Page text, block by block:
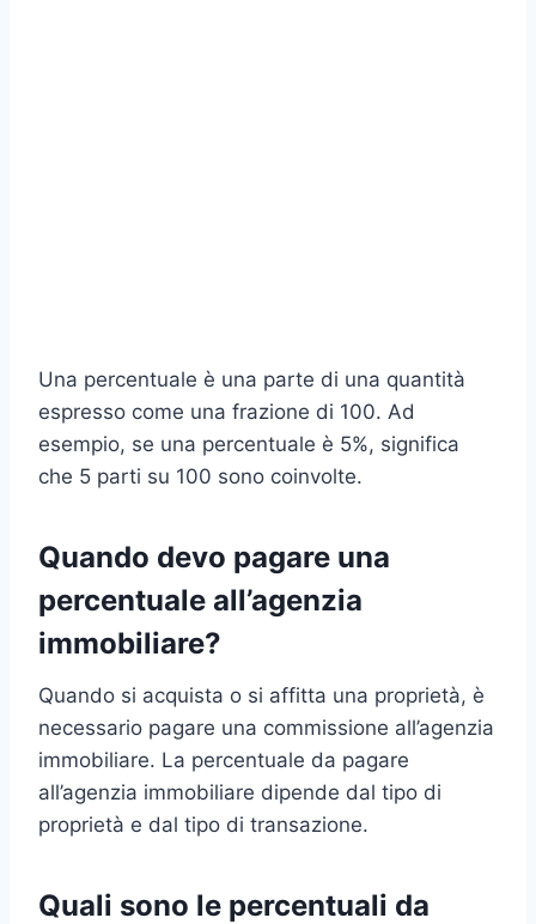
Una percentuale è una parte di una quantità
espresso come una frazione di 100. Ad
esempio, se una percentuale è 5%, significa
che 5 parti su 100 sono coinvolte.
Quando devo pagare una
percentuale all’agenzia
immobiliare?
Quando si acquista o si affitta una proprietà, è
necessario pagare una commissione all’agenzia
immobiliare. La percentuale da pagare
all’agenzia immobiliare dipende dal tipo di
proprietà e dal tipo di transazione.
Quali sono le percentuali da